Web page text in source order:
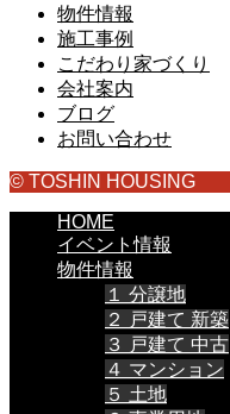
物件情報
施工事例
こだわり家づくり
会社案内
ブログ
お問い合わせ
© TOSHIN HOUSING
HOME
イベント情報
物件情報
１ 分譲地
２ 戸建て 新築
３ 戸建て 中古
４ マンション
５ 土地